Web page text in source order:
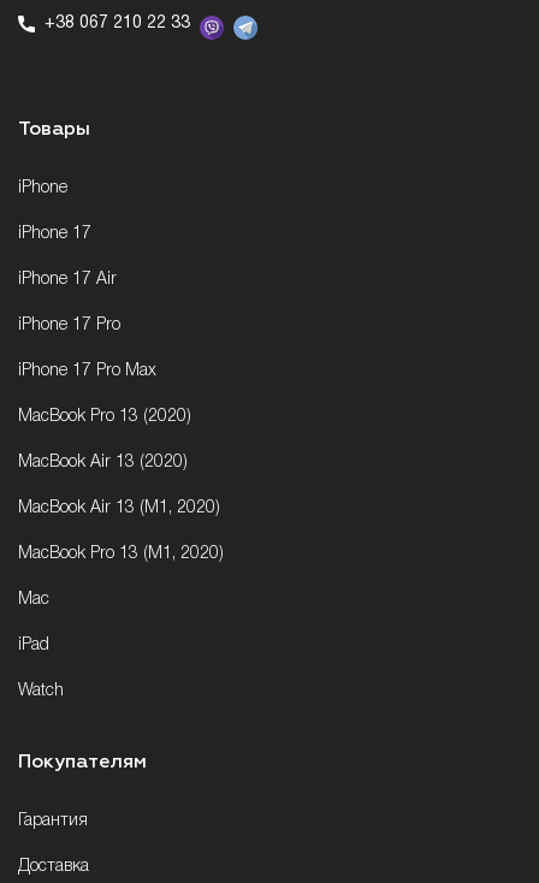
+38 067 210 22 33
Товары
iPhone
iPhone 17
iPhone 17 Air
iPhone 17 Pro
iPhone 17 Pro Max
MacBook Pro 13 (2020)
MacBook Air 13 (2020)
MacBook Air 13 (M1, 2020)
MacBook Pro 13 (M1, 2020)
Mac
iPad
Watch
Покупателям
Гарантия
Доставка